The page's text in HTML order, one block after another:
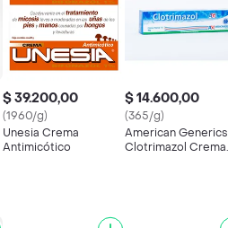
$ 39.200,00
(1960/g)
Unesia Crema
Antimicótico
$ 14.600,00
(365/g)
American Generics
Clotrimazol Crema